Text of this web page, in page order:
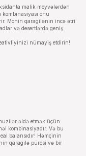
malik meyvələrdən
onu
Monin qaragilənin incə ətri
və desertlərdə geniş
nümayiş etdirin!
əldə etmək üçün
kombinasiyadır. Və bu
balansıdır! Həmçinin
qaragilə püresi və bir